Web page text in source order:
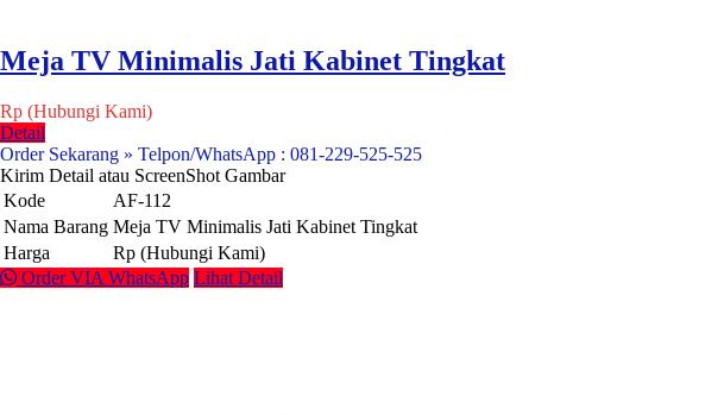
Meja TV Minimalis Jati Kabinet Tingkat
Rp (Hubungi Kami)
Detail
Order Sekarang » Telpon/WhatsApp : 081-229-525-525
Kirim Detail atau ScreenShot Gambar
Kode
AF-112
Nama Barang Meja TV Minimalis Jati Kabinet Tingkat
Harga
Rp (Hubungi Kami)
Order VIA WhatsApp Lihat Detail